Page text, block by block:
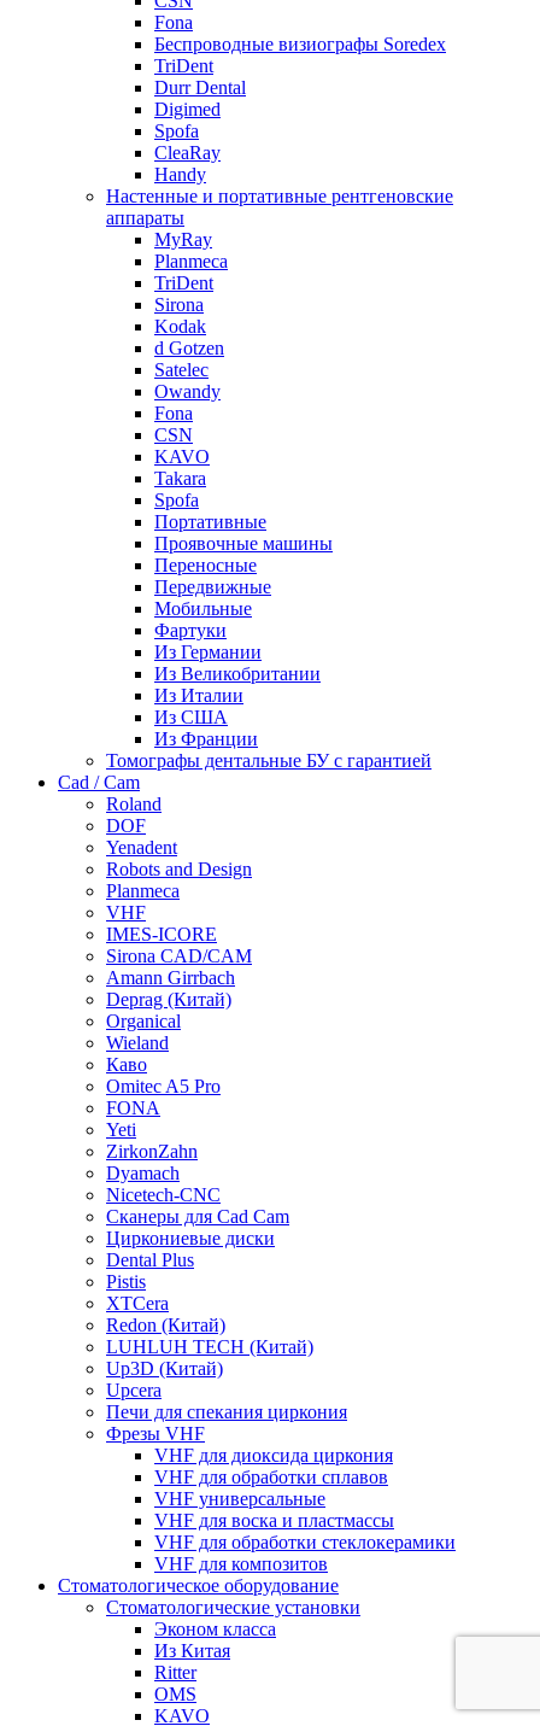
Fona
Беспроводные визиографы Soredex
TriDent
Durr Dental
Digimed
Spofa
CleaRay
Handy
Настенные и портативные рентгеновские
аппараты
MyRay
Planmeca
TriDent
Sirona
Kodak
d Gotzen
Satelec
Owandy
Fona
CSN
KAVO
Takara
Spofa
Портативные
Проявочные машины
Переносные
Передвижные
Мобильные
Фартуки
Из Германии
Из Великобритании
Из Италии
Из США
Из Франции
Томографы дентальные БУ с гарантией
Cad / Cam
Roland
DOF
Yenadent
Robots and Design
Planmeca
VHF
IMES-ICORE
Sirona CAD/CAM
Amann Girrbach
Deprag (Китай)
Organical
Wieland
Каво
Omitec A5 Pro
FONA
Yeti
ZirkonZahn
Dyamach
Nicetech-CNC
Сканеры для Cad Cam
Циркониевые диски
Dental Plus
Pistis
XTCera
Redon (Китай)
LUHLUH TECH (Китай)
Up3D (Китай)
Upcera
Печи для спекания циркония
Фрезы VHF
VHF для диоксида циркония
VHF для обработки сплавов
VHF универсальные
VHF для воска и пластмассы
VHF для обработки стеклокерамики
VHF для композитов
Стоматологическое оборудование
Стоматологические установки
Эконом класса
Из Китая
Ritter
OMS
KAVO